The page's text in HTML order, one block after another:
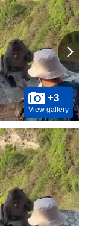
+3
View gallery